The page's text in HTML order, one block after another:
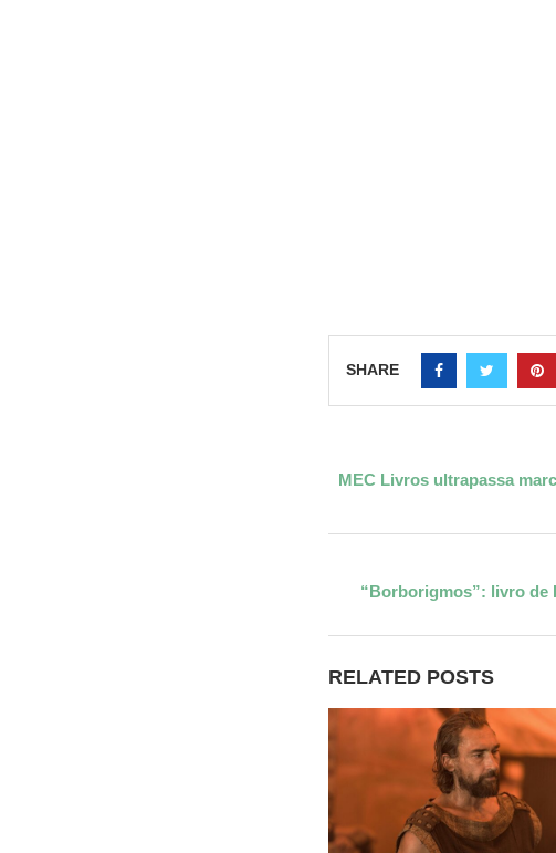
SHARE
MEC Livros ultrapassa
“Borborigmos”: livro de
RELATED POSTS